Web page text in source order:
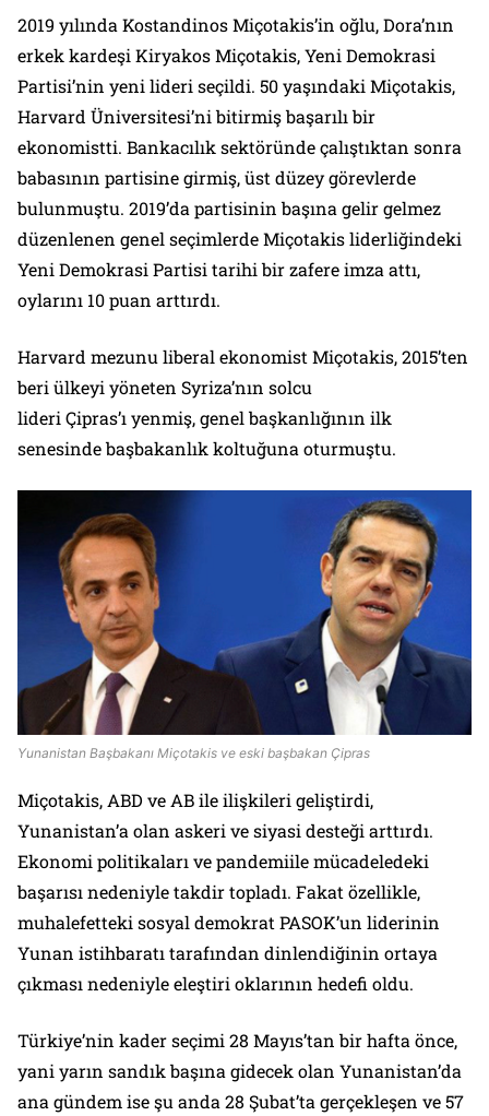
2019 yılında Kostandinos Miçotakis’in oğlu, Dora’nın
erkek kardeşi Kiryakos Miçotakis, Yeni Demokrasi
Partisi’nin yeni lideri seçildi. 50 yaşındaki Miçotakis,
Harvard Üniversitesi’ni bitirmiş başarılı bir
ekonomistti. Bankacılık sektöründe çalıştıktan sonra
babasının partisine girmiş, üst düzey görevlerde
bulunmuştu. 2019’da partisinin başına gelir gelmez
düzenlenen genel seçimlerde Miçotakis liderliğindeki
Yeni Demokrasi Partisi tarihi bir zafere imza attı,
oylarını 10 puan arttırdı.
Harvard mezunu liberal ekonomist Miçotakis, 2015’ten
beri ülkeyi yöneten Syriza’nın solcu
lideri Çipras’ı yenmiş, genel başkanlığının ilk
senesinde başbakanlık koltuğuna oturmuştu.
Yunanistan Başbakanı Miçotakis ve eski başbakan Çipras
Miçotakis, ABD ve AB ile ilişkileri geliştirdi,
Yunanistan’a olan askeri ve siyasi desteği arttırdı.
Ekonomi politikaları ve pandemiile mücadeledeki
başarısı nedeniyle takdir topladı. Fakat özellikle,
muhalefetteki sosyal demokrat PASOK’un liderinin
Yunan istihbaratı tarafından dinlendiğinin ortaya
çıkması nedeniyle eleştiri oklarının hedefi oldu.
Türkiye’nin kader seçimi 28 Mayıs’tan bir hafta önce,
yani yarın sandık başına gidecek olan Yunanistan’da
ana gündem ise şu anda 28 Şubat’ta gerçekleşen ve 57